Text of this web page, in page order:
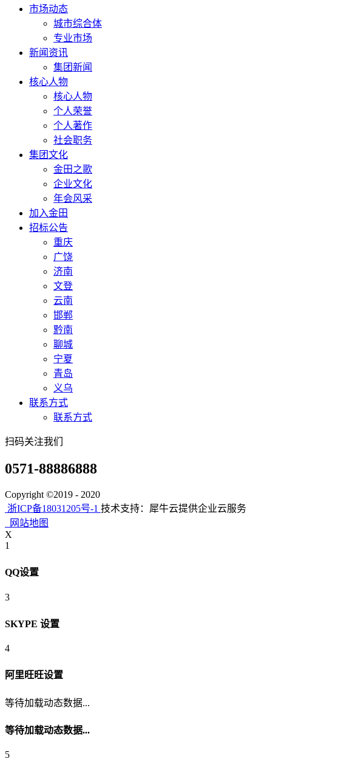
市场动态
城市综合体
专业市场
新闻资讯
集团新闻
核心人物
核心人物
个人荣誉
个人著作
社会职务
集团文化
金田之歌
企业文化
年会风采
加入金田
招标公告
重庆
广饶
济南
文登
云南
邯郸
黔南
聊城
宁夏
青岛
义乌
联系方式
联系方式
扫码关注我们
0571-88886888
Copyright ©2019 - 2020
浙ICP备18031205号-1 技术支持：犀牛云提供企业云服务
网站地图
X
1
QQ设置
3
SKYPE 设置
4
阿里旺旺设置
等待加载动态数据...
等待加载动态数据...
5